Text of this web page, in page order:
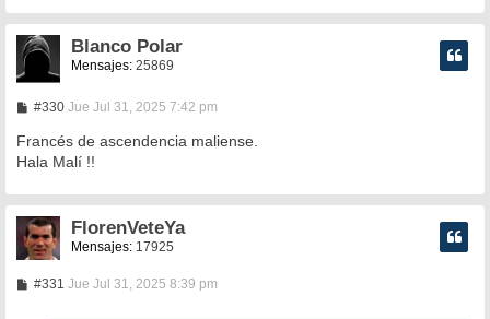
e
Blanco Polar
Mensajes: 25869
#330M
n
s
a
e
Jue Jul 31, 2025 7:42 pm
Francés de ascendencia maliense.
Hala Malí !!
FlorenVeteYa
Mensajes: 17925
#331 M
Jue Jul 31, 2025 8:39 pm